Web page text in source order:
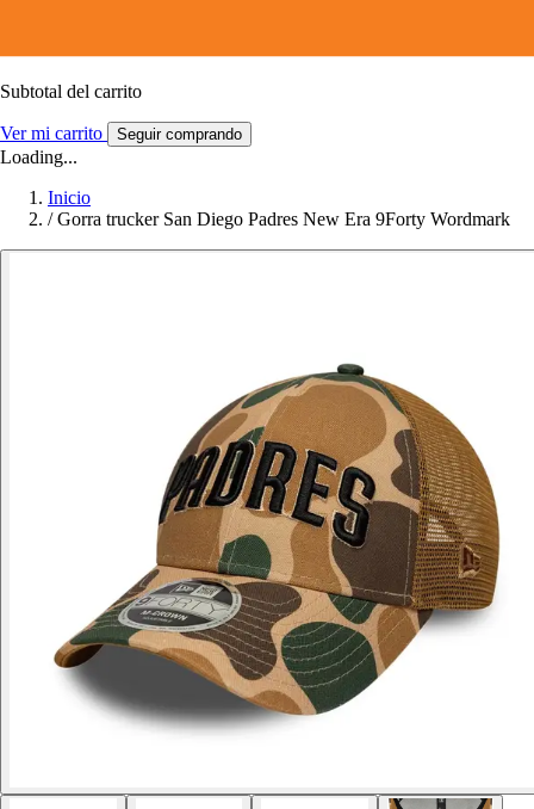
Subtotal del carrito
Ver mi carrito Seguir comprando
Loading...
Inicio
/ Gorra trucker San Diego Padres New Era 9Forty Wordmark